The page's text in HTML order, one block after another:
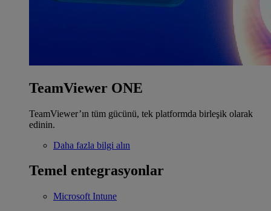
TeamViewer ONE
TeamViewer’ın tüm gücünü, tek platformda birleşik olarak
edinin.
Daha fazla bilgi alın
Temel entegrasyonlar
Microsoft Intune